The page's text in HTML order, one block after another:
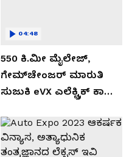
550 ಕಿ.ಮೀ ಮೈಲೇಜ್,
ಗೇಮ್‌ಚೇಂಜರ್ ಮಾರುತಿ
ಸುಜುಕಿ eVX ಎಲೆಕ್ಟ್ರಿಕ್ ಕಾರು
04:48